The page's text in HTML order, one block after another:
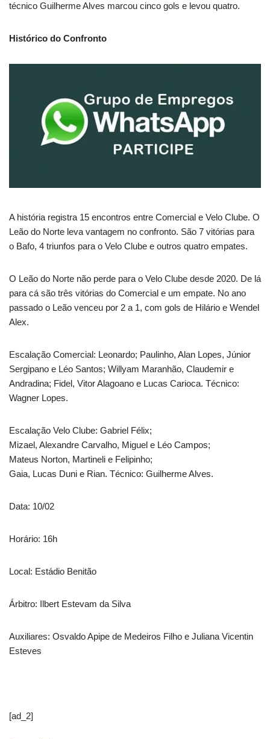
técnico Guilherme Alves marcou cinco gols e levou quatro.
Histórico do Confronto
A história registra 15 encontros entre Comercial e Velo Clube. O
Leão do Norte leva vantagem no confronto. São 7 vitórias para
o Bafo, 4 triunfos para o Velo Clube e outros quatro empates.
O Leão do Norte não perde para o Velo Clube desde 2020. De lá
para cá são três vitórias do Comercial e um empate. No ano
passado o Leão venceu por 2 a 1, com gols de Hilário e Wendel
Alex.
Escalação Comercial: Leonardo; Paulinho, Alan Lopes, Júnior
Sergipano e Léo Santos; Willyam Maranhão, Claudemir e
Andradina; Fidel, Vitor Alagoano e Lucas Carioca. Técnico:
Wagner Lopes.
Escalação Velo Clube: Gabriel Félix;
Mizael, Alexandre Carvalho, Miguel e Léo Campos;
Mateus Norton, Martineli e Felipinho;
Gaia, Lucas Duni e Rian. Técnico: Guilherme Alves.
Data: 10/02
Horário: 16h
Local: Estádio Benitão
Árbitro: Ilbert Estevam da Silva
Auxiliares: Osvaldo Apipe de Medeiros Filho e Juliana Vicentin
Esteves
[ad_2]